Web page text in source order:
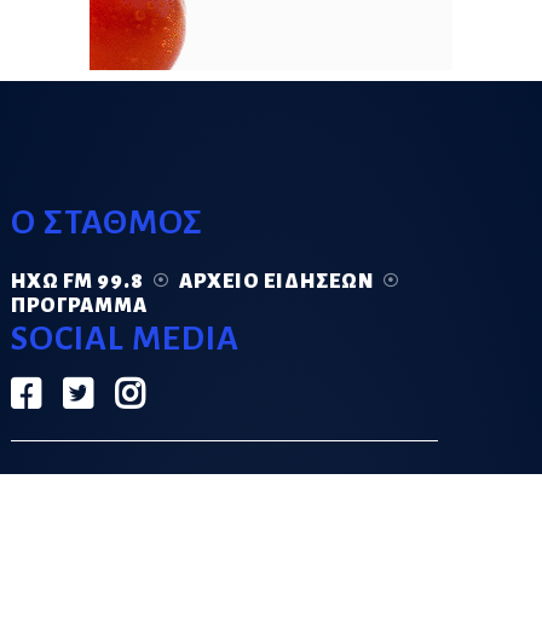
Ο ΣΤΑΘΜΟΣ
ΗΧΏ FM 99.8
ΑΡΧΕΊΟ ΕΙΔΉΣΕΩΝ
ΠΡΌΓΡΑΜΜΑ
SOCIAL MEDIA